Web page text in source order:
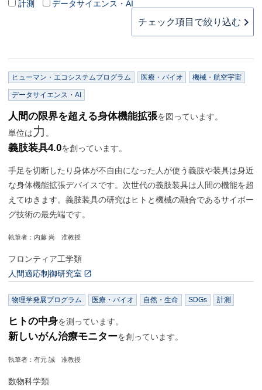
計測
データサイエンス・AI
チェック項目で絞り込む
ヒューマン・エコシステムプログラム 医療・バイオ 機械・航空宇宙
データサイエンス・AI
人間の限界を超える身体機能拡張を図っています。
単位は力 。
義肢装具4.0を創っています。
手足を切断したり身体が不自由になった人が使う義肢や装具は身近
な身体機能拡張デバイスです。次世代の義肢装具は人間の機能を超
えてゆきます。義肢装具の研究はヒトと機械の融合であるサイボー
グ技術の最先端です。
執筆者：内藤 尚 准教授
フロンティア工学類
人間適応制御研究室
物理学発展プログラム 医療・バイオ 自然・生命 SDGs 計測
ヒトの中身を測っています。
新しいがん治療モニターを創っています。
執筆者：有元 誠 准教授
数物科学類